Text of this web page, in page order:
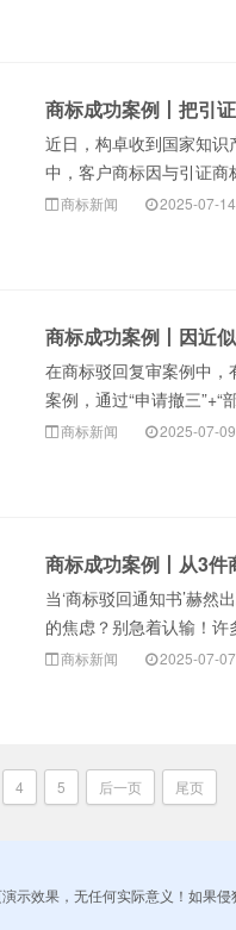
商标成功案例丨把引
近日，构卓收到国家知
中，客户商标因与引证商
商标新闻 2025-07-14
商标成功案例丨因近
在商标驳回复审案例中
案例，通过“申请撤三”+“部
商标新闻 2025-07-09
商标成功案例丨从3
当‘商标驳回通知书’赫
的焦虑？别急着认输！许
商标新闻 2025-07-07
4 5 后一页 尾页
示效果，无任何实际意义！如果